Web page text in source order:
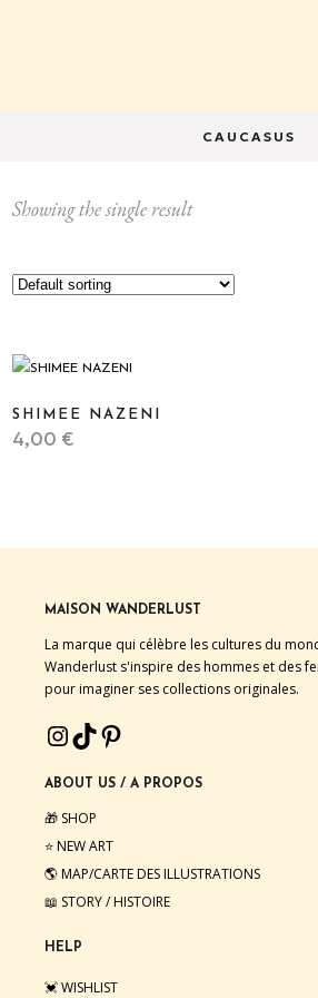
CAUCASUS
Showing the single result
SHIMEE NAZENI
4,00 €
MAISON WANDERLUST
La marque qui célèbre les cultures du
Wanderlust s'inspire des hommes et des
pour imaginer ses collections originales.
INSTAGRAM
TIKTOK
PINTEREST
ABOUT US / A PROPOS
🎁 SHOP
⭐️ NEW ART
🌎 MAP/CARTE DES ILLUSTRATIONS
📖 STORY / HISTOIRE
HELP
💓 WISHLIST